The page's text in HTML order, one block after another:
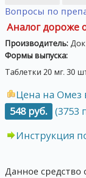
Вопросы по
Аналог дороже
Производитель:
Формы выпуска:
Таблетки 20 мг. 30
Цена на Омез
548 руб.
(3753
Инструкция
Данное средство